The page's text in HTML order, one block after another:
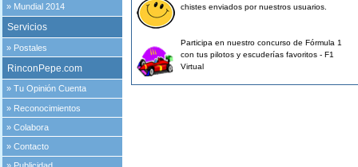
» Mundial 2014
Servicios
» Postales
RinconPepe.com
»Tu Opinión Cuenta
» Reconocimientos
»Colabora
»Contacto
chistes enviados por nuestros usuarios.
Participa en nuestro concurso de Fórmula 1
con tus pilotos y escuderías favoritos - F1
Virtual